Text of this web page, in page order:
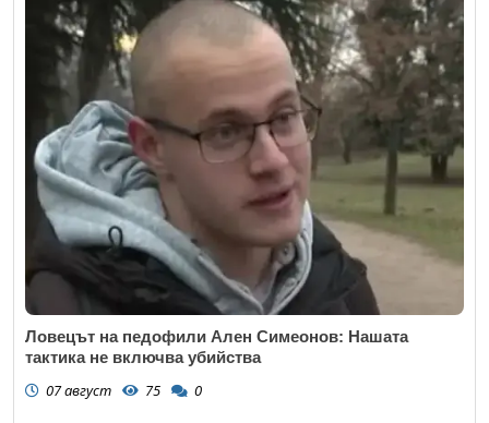
Ловецът на педофили Ален Симеонов: Нашата
тактика не включва убийства
07 август 75 0